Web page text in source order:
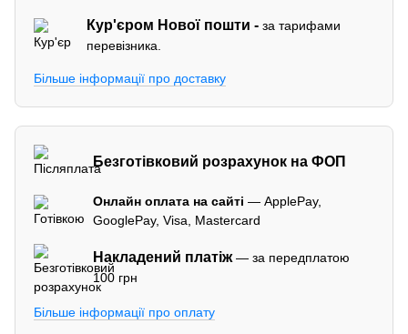
Кур'єром Нової пошти -за тарифами
перевізника.
Більше інформації про доставку
Безготівковий розрахунок на ФОП
Онлайн оплата на сайті — ApplePay,
GooglePay, Visa, Mastercard
Накладений платіж— за передплатою
100 грн
Більше інформації про оплату